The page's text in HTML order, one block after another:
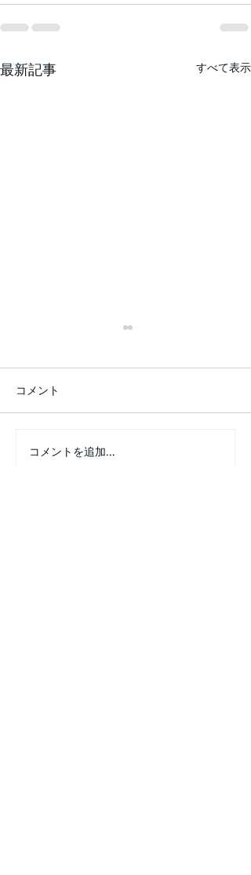
最新記事 すべて表示
共鳴スル生き方presents
コメント
コメントを追加…